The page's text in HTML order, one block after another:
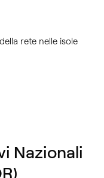
rete nelle isole
Nazionali